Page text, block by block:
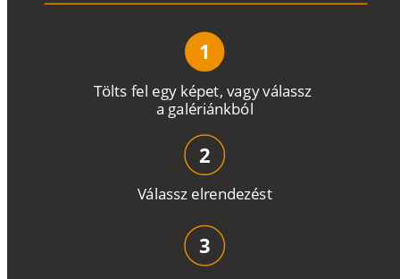
Tölts fel egy képet, vagyválassz
a galériánkból
1
Válassz elrendezést
2
3